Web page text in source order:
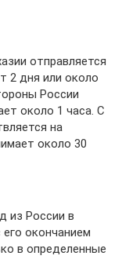
отправляется
2 дня или около
России
около 1 часа. С
на
около 30
из России в
окончанием
в определенные